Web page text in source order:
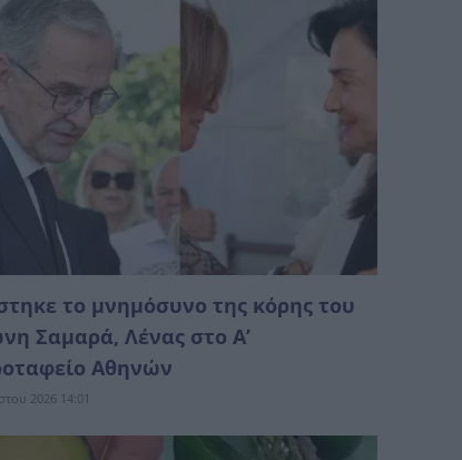
το μνημόσυνο της κόρης του
Σαμαρά, Λένας στο Α’
Αθηνών
2026 14:01